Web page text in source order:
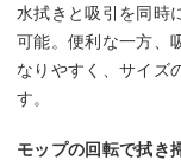
水拭きと吸引を同時
可能。便利な一方、
なりやすく、サイズ
す。
モップの回転で拭き